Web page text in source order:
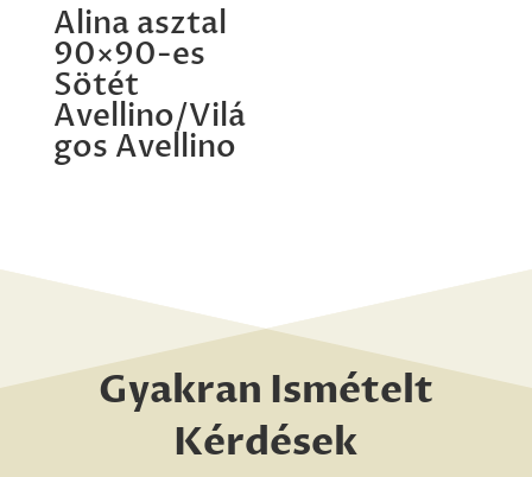
Alina asztal
90×90-es
Sötét
Avellino/Vilá
gos Avellino
Gyakran Ismételt
Kérdések